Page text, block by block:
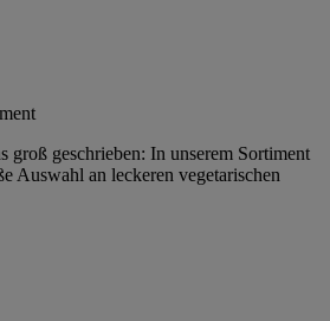
groß geschrieben: In unserem Sortiment
Auswahl an leckeren vegetarischen